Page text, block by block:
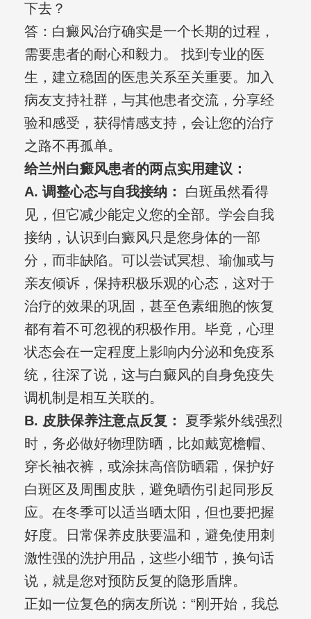
下去？
答：白癜风治疗确实是一个长期的过程，
需要患者的耐心和毅力。 找到专业的医
生，建立稳固的医患关系至关重要。加入
病友支持社群，与其他患者交流，分享经
验和感受，获得情感支持，会让您的治疗
之路不再孤单。
给兰州白癜风患者的两点实用建议：
A. 调整心态与自我接纳：
白斑虽然看得
见，但它减少能定义您的全部。学会自我
接纳，认识到白癜风只是您身体的一部
分，而非缺陷。可以尝试冥想、瑜伽或与
亲友倾诉，保持积极乐观的心态，这对于
治疗的效果的巩固，甚至色素细胞的恢复
都有着不可忽视的积极作用。毕竟，心理
状态会在一定程度上影响内分泌和免疫系
统，往深了说，这与白癜风的自身免疫失
调机制是相互关联的。
B. 皮肤保养注意点反复：
夏季紫外线强烈
时，务必做好物理防晒，比如戴宽檐帽、
穿长袖衣裤，或涂抹高倍防晒霜，保护好
白斑区及周围皮肤，避免晒伤引起同形反
应。在冬季可以适当晒太阳，但也要把握
好度。日常保养皮肤要温和，避免使用刺
激性强的洗护用品，这些小细节，换句话
说，就是您对预防反复的隐形盾牌。
正如一位复色的病友所说：“刚开始，我总